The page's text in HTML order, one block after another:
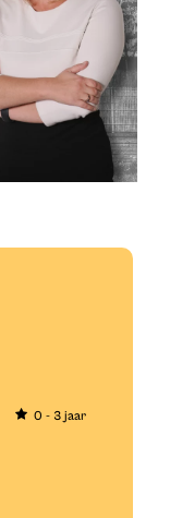
0 - 3 jaar